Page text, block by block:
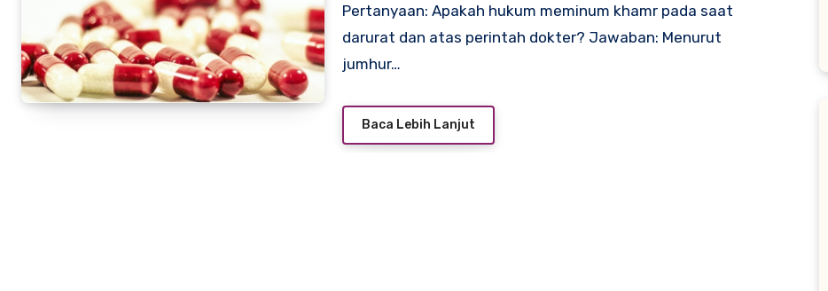
Pertanyaan: Apakah hukum meminum khamr pada saat
darurat dan atas perintah dokter? Jawaban: Menurut
jumhur…
Baca Lebih Lanjut